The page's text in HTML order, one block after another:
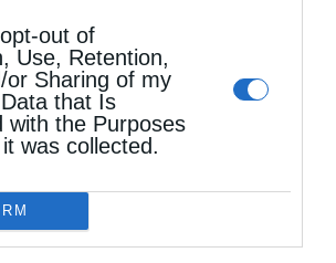
out of
Use, Retention,
or Sharing of my
that Is
with the Purposes
was collected.
Άννης στα Ιεροσόλυμα
της Γεωργίας στο Πατριαρχείο